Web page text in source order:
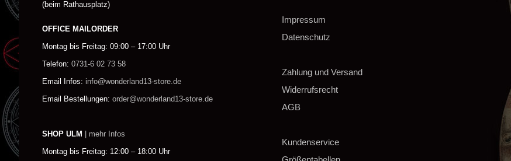
(beim Rathausplatz)
OFFICE MAILORDER
Montag bis Freitag: 09:00 – 17:00 Uhr
Telefon: 0731-6 02 73 58
Email Infos: info@wonderland13-store.de
Email Bestellungen: order@wonderland13-store.de
SHOP ULM | mehr Infos
Montag bis Freitag: 12:00 – 18:00 Uhr
Impressum
Datenschutz
Zahlung und Versand
Widerrufsrecht
AGB
Kundenservice